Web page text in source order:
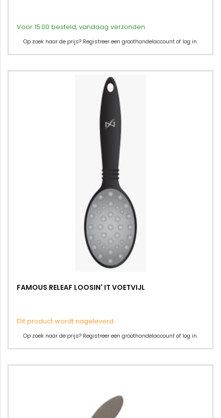
Voor 15:00 besteld, vandaag verzonden
Op zoek naar de prijs? Registreer een groothandelaccount of log in.
FAMOUS RELEAF LOOSIN' IT VOETVIJL
Dit product wordt nageleverd
Op zoek naar de prijs? Registreer een groothandelaccount of log in.